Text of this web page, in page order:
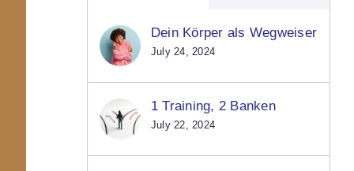
Dein Körper als Wegweiser
July 24, 2024
1 Training, 2 Banken
July 22, 2024